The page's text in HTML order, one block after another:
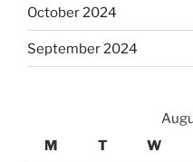
October 2024
September 2024
M
T W